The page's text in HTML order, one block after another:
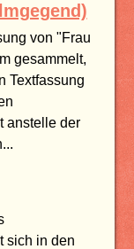
von "Frau
gesammelt,
Textfassung
anstelle der
sich in den